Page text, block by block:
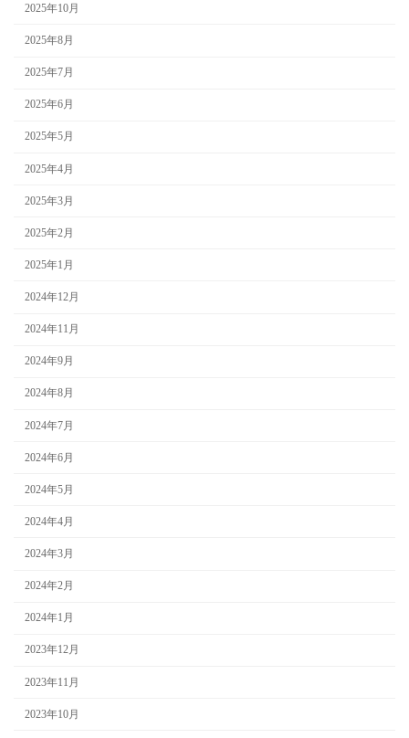
2025年10月
2025年8月
2025年7月
2025年6月
2025年5月
2025年4月
2025年3月
2025年2月
2025年1月
2024年12月
2024年11月
2024年9月
2024年8月
2024年7月
2024年6月
2024年5月
2024年4月
2024年3月
2024年2月
2024年1月
2023年12月
2023年11月
2023年10月